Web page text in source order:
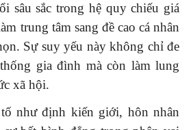
sâu sắc trong hệ quy chiếu giá
trung tâm sang đề cao cá nhân
Sự suy yếu này không chỉ đe
gia đình mà còn làm lung
xã hội.
như định kiến giới, hôn nhân